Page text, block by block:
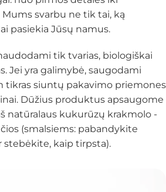
svarbu ne tik tai, ką
pasiekia Jūsų namus.
tik tvarias, biologiškai
Jei yra galimybė, saugodami
tikras siuntų pakavimo priemones
Dūžius produktus apsaugome
natūralaus kukurūzų krakmolo -
(smalsiems: pabandykite
stebėkite, kaip tirpsta).